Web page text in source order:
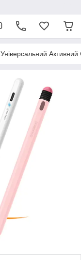
Універсальний